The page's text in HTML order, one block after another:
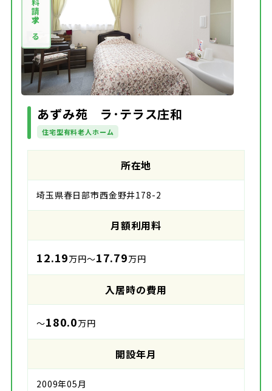
資料請求する
あずみ苑 ラ･テラス庄和
住宅型有料老人ホーム
所在地
埼玉県春日部市西金野井178-2
月額利用料
12.19万円～17.79万円
入居時の費用
～180.0万円
開設年月
2009年05月